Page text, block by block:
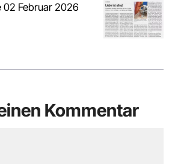
02 Februar 2026
Kommentar